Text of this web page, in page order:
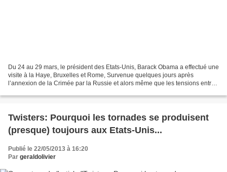
Du 24 au 29 mars, le président des Etats-Unis, Barack Obama a effectué une
visite à la Haye, Bruxelles et Rome, Survenue quelques jours après
l’annexion de la Crimée par la Russie et alors même que les tensions entre
Twisters: Pourquoi les tornades se produisent
(presque) toujours aux Etats-Unis...
Publié le 22/05/2013 à 16:20
Par geraldolivier